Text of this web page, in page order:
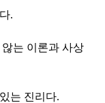
.
는 이론과 사상
는 진리다.